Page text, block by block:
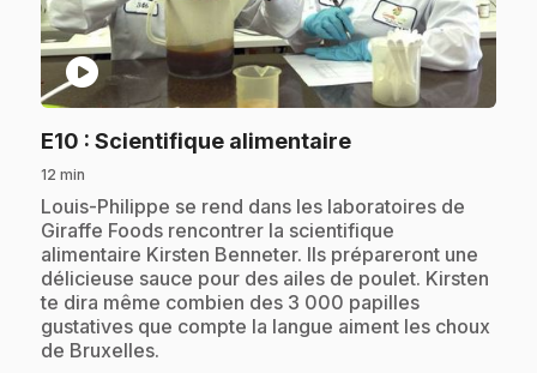
play_circle
E10 : Scientifique alimentaire.
12 min
.Louis-Philippe se rend dans les laboratoires de
Giraffe Foods rencontrer la scientifique
alimentaire Kirsten Benneter. Ils prépareront une
délicieuse sauce pour des ailes de poulet. Kirsten
te dira même combien des 3 000 papilles
gustatives que compte la langue aiment les choux
de Bruxelles.